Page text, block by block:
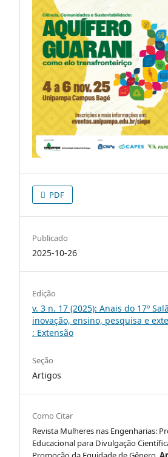
PDF
Publicado
2025-10-26
Edição
v. 3 n. 17 (2025): Anais do 17º
inovação, ensino, pesquisa e
: Extensão
Seção
Artigos
Como Citar
Revista Mulheres nas Engenharias:
Educacional para Divulgação